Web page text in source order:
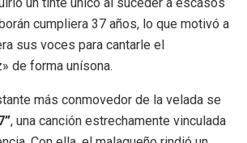
cumpliera 37 años, lo que motivó a
sus voces para cantarle el
de forma unísona.
más conmovedor de la velada se
, una canción estrechamente vinculada